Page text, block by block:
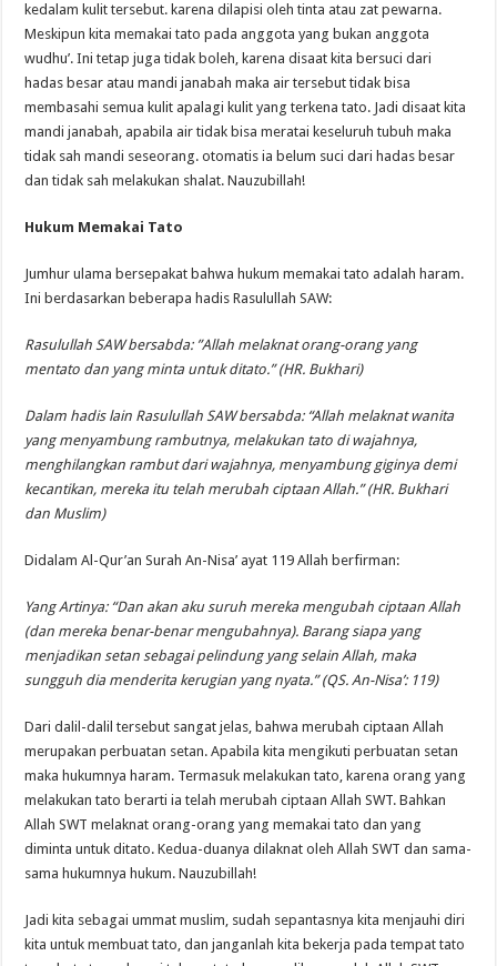
kedalam kulit tersebut. karena dilapisi oleh tinta atau zat pewarna.
Meskipun kita memakai tato pada anggota yang bukan anggota
wudhu’. Ini tetap juga tidak boleh, karena disaat kita bersuci dari
hadas besar atau mandi janabah maka air tersebut tidak bisa
membasahi semua kulit apalagi kulit yang terkena tato. Jadi disaat kita
mandi janabah, apabila air tidak bisa meratai keseluruh tubuh maka
tidak sah mandi seseorang. otomatis ia belum suci dari hadas besar
dan tidak sah melakukan shalat. Nauzubillah!
Hukum Memakai Tato
Jumhur ulama bersepakat bahwa hukum memakai tato adalah haram.
Ini berdasarkan beberapa hadis Rasulullah SAW:
Rasulullah SAW bersabda: ”Allah melaknat orang-orang yang
mentato dan yang minta untuk ditato.” (HR. Bukhari)
Dalam hadis lain Rasulullah SAW bersabda: “Allah melaknat wanita
yang menyambung rambutnya, melakukan tato di wajahnya,
menghilangkan rambut dari wajahnya, menyambung giginya demi
kecantikan, mereka itu telah merubah ciptaan Allah.” (HR. Bukhari
dan Muslim)
Didalam Al-Qur’an Surah An-Nisa’ ayat 119 Allah berfirman:
Yang Artinya: “Dan akan aku suruh mereka mengubah ciptaan Allah
(dan mereka benar-benar mengubahnya). Barang siapa yang
menjadikan setan sebagai pelindung yang selain Allah, maka
sungguh dia menderita kerugian yang nyata.” (QS. An-Nisa’: 119)
Dari dalil-dalil tersebut sangat jelas, bahwa merubah ciptaan Allah
merupakan perbuatan setan. Apabila kita mengikuti perbuatan setan
maka hukumnya haram. Termasuk melakukan tato, karena orang yang
melakukan tato berarti ia telah merubah ciptaan Allah SWT. Bahkan
Allah SWT melaknat orang-orang yang memakai tato dan yang
diminta untuk ditato. Kedua-duanya dilaknat oleh Allah SWT dan sama-
sama hukumnya hukum. Nauzubillah!
Jadi kita sebagai ummat muslim, sudah sepantasnya kita menjauhi diri
kita untuk membuat tato, dan janganlah kita bekerja pada tempat tato